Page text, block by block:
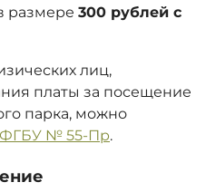
размере 300 рублей с
лиц,
платы за посещение
парка, можно
ФГБУ № 55-Пр.